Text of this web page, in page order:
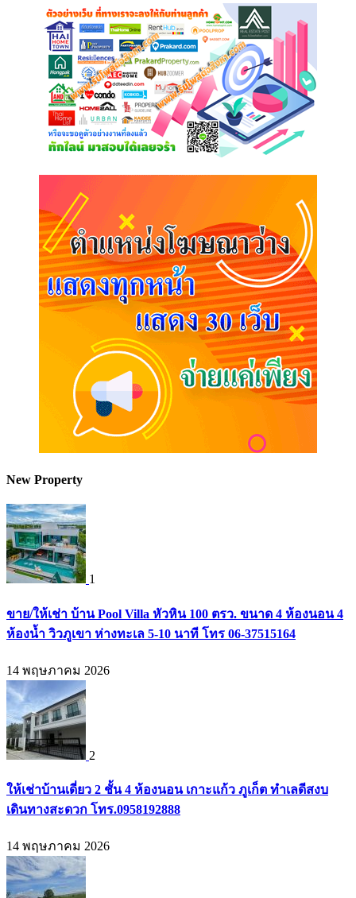
New Property
1
ขาย/ให้เช่า บ้าน Pool Villa หัวหิน 100 ตรว. ขนาด 4 ห้องนอน 4
ห้องน้ำ วิวภูเขา ห่างทะเล 5-10 นาที โทร 06-37515164
14 พฤษภาคม 2026
2
ให้เช่าบ้านเดี่ยว 2 ชั้น 4 ห้องนอน เกาะแก้ว ภูเก็ต ทำเลดีสงบ
เดินทางสะดวก โทร.0958192888
14 พฤษภาคม 2026